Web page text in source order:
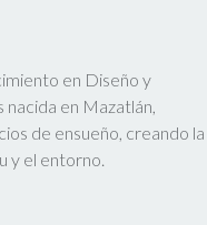
en Diseño y
en Mazatlán,
de ensueño, creando la
y el entorno.